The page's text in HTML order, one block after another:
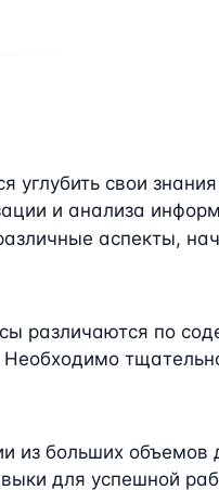
углубить свои
и анализа
аспекты,
различаются по
из больших объемов
для успешной